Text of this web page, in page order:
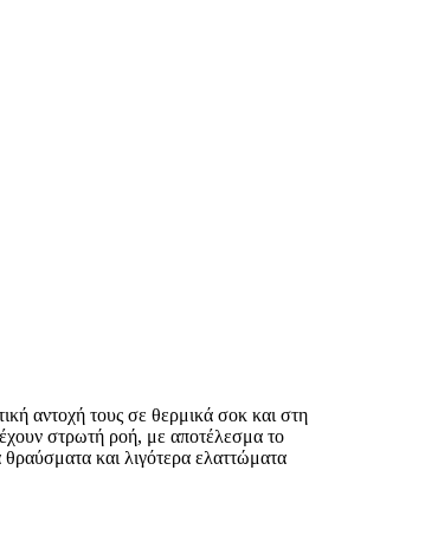
αντοχή τους σε θερμικά σοκ και στη
στρωτή ροή, με αποτέλεσμα το
και λιγότερα ελαττώματα